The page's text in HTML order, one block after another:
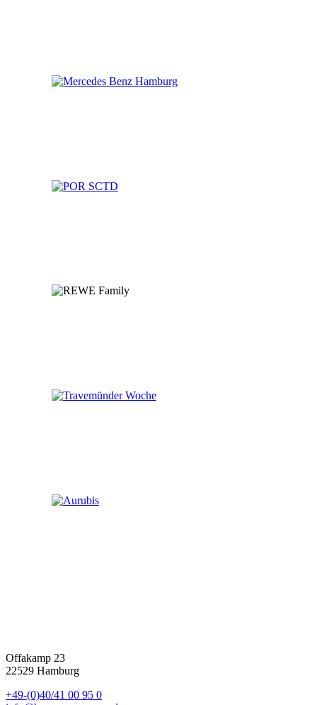
Offakamp 23
22529 Hamburg
+49-(0)40/41 00 95 0